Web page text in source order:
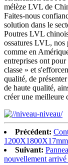
mélèze LVL de
Faites-nous
solution dans le
Poutres LVL
ossatures LVL, nos
comme en
entreprises ont
classe » et
qualité, de
de haute qualité,
créer une meilleure
Précédent:
Suivant:
nouvellement